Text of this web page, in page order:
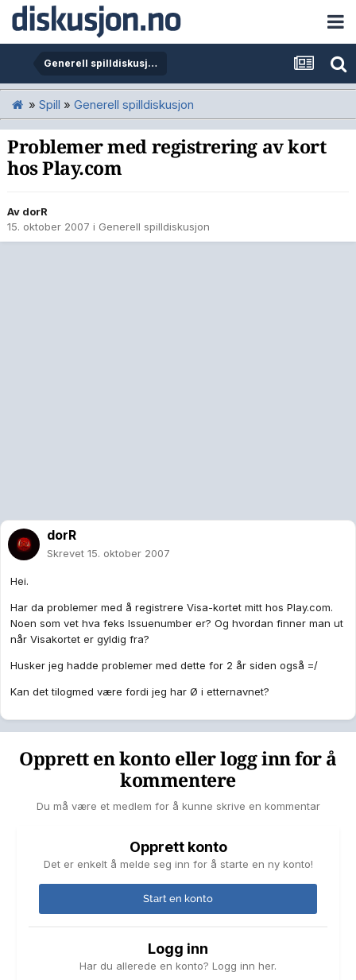
Generell spilldiskusjon
» Spill » Generell spilldiskusjon
Problemer med registrering av kort
hos Play.com
Av dorR
15. oktober 2007 i Generell spilldiskusjon
dorR
Skrevet 15. oktober 2007
Hei.
Har da problemer med å registrere Visa-kortet mitt hos Play.com.
Noen som vet hva feks Issuenumber er? Og hvordan finner man ut
når Visakortet er gyldig fra?
Husker jeg hadde problemer med dette for 2 år siden også =/
Kan det tilogmed være fordi jeg har Ø i etternavnet?
Opprett en konto eller logg inn for å
kommentere
Du må være et medlem for å kunne skrive en kommentar
Opprett konto
Det er enkelt å melde seg inn for å starte en ny konto!
Start en konto
Logg inn
Har du allerede en konto? Logg inn her.